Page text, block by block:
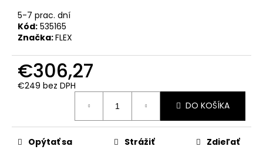
5-7 prac. dní
Kód: 535165
Značka:FLEX
€306,27
€249 bez DPH
DO KOŠÍKA
Opýtať sa Strážiť Zdieľať
C
32
AS/NL
ADAPTÉR
FLEX
CLIP-
ADAPTÉR
AS/NL
€16,80